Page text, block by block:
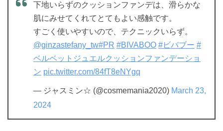
下地いらずのクッションファンデは、滑らかな
肌にみせてくれてとてもよい感触です。
すごく使いやすいので、テクニックいらず。
@ginzastefany_tw#PR #BIVABOO #ビバブー #
ベルベットジュエルクッションファンデーショ
ン pic.twitter.com/84fT8eNYgq
— ジャスミン☆ (@cosmemania2020) March 23,
2024